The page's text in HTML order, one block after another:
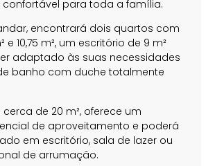
para toda a família.
encontrará dois quartos com
e 10,75 m², um escritório de 9 m²
adaptado às suas necessidades
banho com duche totalmente
de 20 m², oferece um
de aproveitamento e poderá
em escritório, sala de lazer ou
de arrumação.